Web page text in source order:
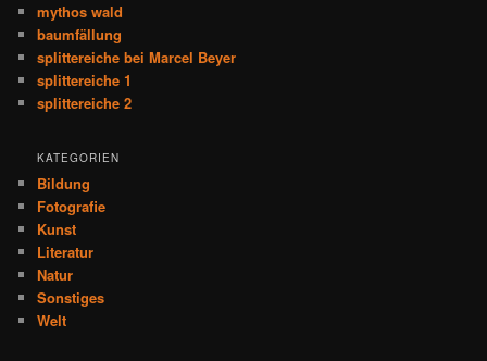
mythos wald
baumfällung
splittereiche bei Marcel Beyer
splittereiche 1
splittereiche 2
KATEGORIEN
Bildung
Fotografie
Kunst
Literatur
Natur
Sonstiges
Welt